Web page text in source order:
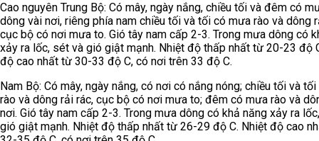
Cao nguyên Trung Bộ: Có mây, ngày nắng, chiều tối và đêm có
dông vài nơi, riêng phía nam chiều tối và tối có mưa rào và dông
cục bộ có nơi mưa to. Gió tây nam cấp 2-3. Trong mưa dông có
xảy ra lốc, sét và gió giật mạnh. Nhiệt độ thấp nhất từ 20-23 độ
độ cao nhất từ 30-33 độ C, có nơi trên 33 độ C.
Nam Bộ: Có mây, ngày nắng, có nơi có nắng nóng; chiều tối và
rào và dông rải rác, cục bộ có nơi mưa to; đêm có mưa rào và
nơi. Gió tây nam cấp 2-3. Trong mưa dông có khả năng xảy ra
gió giật mạnh. Nhiệt độ thấp nhất từ 26-29 độ C. Nhiệt độ cao